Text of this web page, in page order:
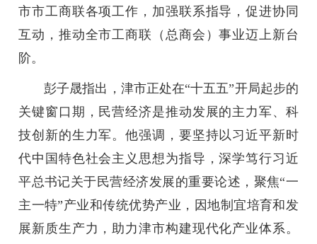
市市工商联各项工作，加强联系指导，促进协同
互动，推动全市工商联（总商会）事业迈上新台
阶。
彭子晟指出，津市正处在“十五五”开局起步的
关键窗口期，民营经济是推动发展的主力军、科
技创新的生力军。他强调，要坚持以习近平新时
代中国特色社会主义思想为指导，深学笃行习近
平总书记关于民营经济发展的重要论述，聚焦“一
主一特”产业和传统优势产业，因地制宜培育和发
展新质生产力，助力津市构建现代化产业体系。